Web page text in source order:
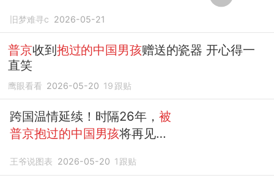
旧梦难寻c 2026-05-21
普京收到抱过的中国男孩赠送的瓷器 开心得一
直笑
鹰眼看看 2026-05-20 19 跟贴
跨国温情延续！时隔26年， 被
普京抱过的中国男孩将再见普
王爷说图表 2026-05-20 1 跟贴